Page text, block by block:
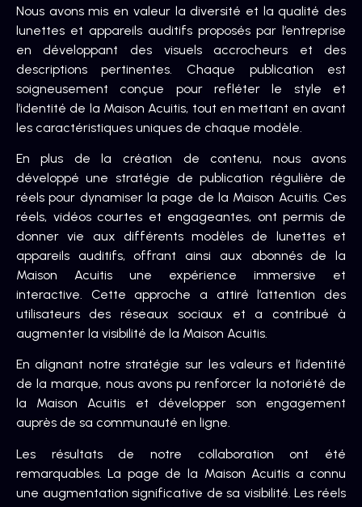
Nous avons mis en valeur la diversité et la qualité des
lunettes et appareils auditifs proposés par l’entreprise
en développant des visuels accrocheurs et des
descriptions pertinentes. Chaque publication est
soigneusement conçue pour refléter le style et
l’identité de la Maison Acuitis, tout en mettant en avant
les caractéristiques uniques de chaque modèle.
En plus de la création de contenu, nous avons
développé une stratégie de publication régulière de
réels pour dynamiser la page de la Maison Acuitis. Ces
réels, vidéos courtes et engageantes, ont permis de
donner vie aux différents modèles de lunettes et
appareils auditifs, offrant ainsi aux abonnés de la
Maison Acuitis une expérience immersive et
interactive. Cette approche a attiré l’attention des
utilisateurs des réseaux sociaux et a contribué à
augmenter la visibilité de la Maison Acuitis.
En alignant notre stratégie sur les valeurs et l’identité
de la marque, nous avons pu renforcer la notoriété de
la Maison Acuitis et développer son engagement
auprès de sa communauté en ligne.
Les résultats de notre collaboration ont été
remarquables. La page de la Maison Acuitis a connu
une augmentation significative de sa visibilité. Les réels